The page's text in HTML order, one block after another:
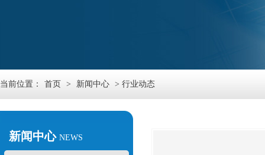
当前位置： 首页 > 新闻中心 > 行业动态
新闻中心 NEWS